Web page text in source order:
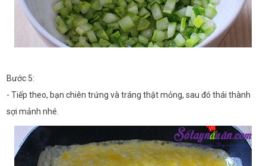
Bước 5:
- Tiếp theo, bạn chiên trứng và tráng thật mỏng, sau đó thái thành
sợi mảnh nhé.